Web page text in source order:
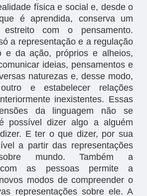
física e social e, desde o
é aprendida, conserva um
com o pensamento.
a representação e a regulação
e da ação, próprios e alheios,
ideias, pensamentos e
naturezas e, desse modo,
e estabelecer relações
inexistentes. Essas
da linguagem não se
possível dizer algo a alguém
E ter o que dizer, por sua
a partir das representações
mundo. Também a
com as pessoas permite a
modos de compreender o
representações sobre ele. A